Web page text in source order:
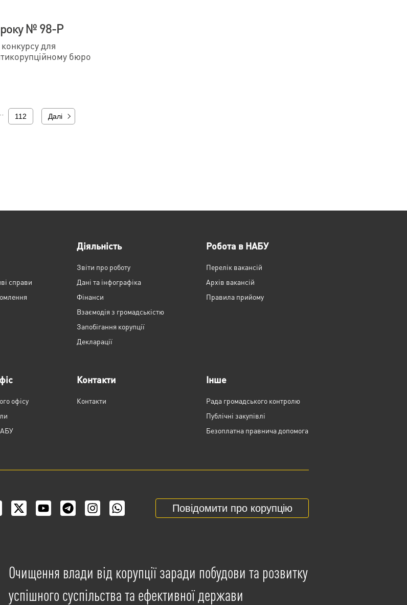
№ 98-Р
для
бюро
112 Далі
справи
Діяльність
Звіти про роботу
Дані та інфографіка
Фінанси
Взаємодія з громадськістю
Запобігання корупції
Декларації
Робота в НАБУ
Перелік вакансій
Архів вакансій
Правила прийому
офісу
Контакти
Контакти
Інше
Рада громадського контролю
Публічні закупівлі
Безоплатна правнича допомога
Повідомити про корупцію
Очищення влади від корупції заради побудови та розвитку
успішного суспільства та ефективної держави